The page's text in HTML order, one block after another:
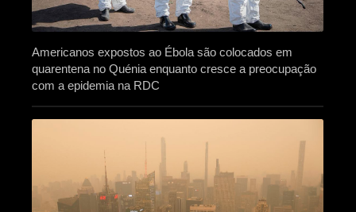
Americanos expostos ao Ébola são colocados em
quarentena no Quénia enquanto cresce a preocupação
com a epidemia na RDC